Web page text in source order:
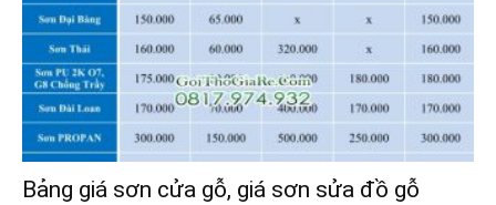
Bảng giá sơn cửa gỗ, giá sơn sửa đồ gỗ